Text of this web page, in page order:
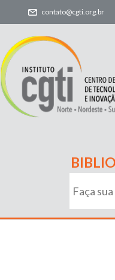
contato@cgti.org.br